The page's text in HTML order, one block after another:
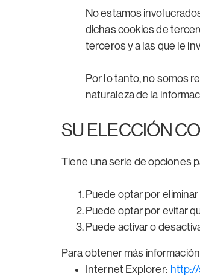
No estamos
dichas cookies de
terceros y a las que le
Por lo tanto, no somos
naturaleza de la
SU ELECCIÓN
Tiene una serie de opciones
Puede optar por
Puede optar por evitar
Puede activar o
Para obtener más
Internet Explorer: